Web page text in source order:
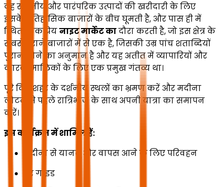
वह स्थानीय और पारंपरिक उत्पादों की खरीदारी के लिए
इसके ऐतिहासिक बाजारों के बीच घूमती है, और पास ही में
स्थित लोकप्रियनाइट मार्केट कादौरा करती है, जो इस क्षेत्र के
सबसे पुराने बाजारों में से एक है, जिसकी उम्र पांच शताब्दियों
पुरानी होने का अनुमान है और यह अतीत में व्यापारियों और
कारवां मालिकों के लिए एक प्रमुख गंतव्य था।
पूरे दिन शहर के दर्शनीय स्थलों का भ्रमण करें और मदीना
लौटने से पहले रात्रिभोज के साथ अपनी यात्रा का समापन
करें।
इस कार्यक्रम में शामिल हैं:
मदीना से यानबू और वापस आने के लिए परिवहन
टूर गाइड